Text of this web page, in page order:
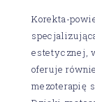
Korekta-
estetycznej,
oferuje
mezoterapię